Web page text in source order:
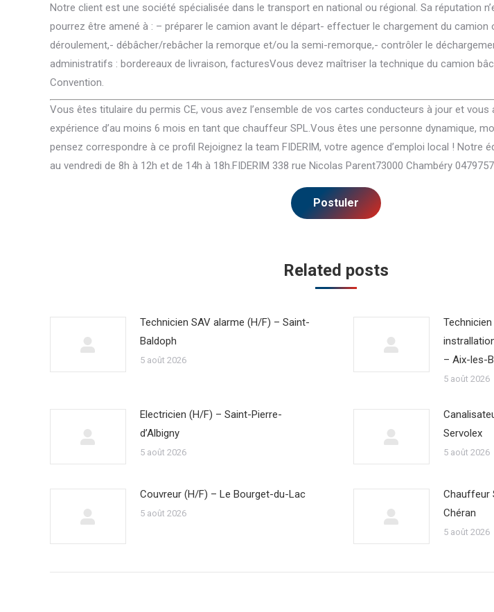
Notre client est une société spécialisée dans le transport en national ou régional. Sa réputation
pourrez être amené à : – préparer le camion avant le départ- effectuer le chargement du camion
déroulement,- débâcher/rebâcher la remorque et/ou la semi-remorque,- contrôler le
administratifs : bordereaux de livraison, facturesVous devez maîtriser la technique du camion
Convention.
Vous êtes titulaire du permis CE, vous avez l’ensemble de vos cartes conducteurs à jour et vous
expérience d’au moins 6 mois en tant que chauffeur SPL.Vous êtes une personne dynamique,
pensez correspondre à ce profil Rejoignez la team FIDERIM, votre agence d’emploi local ! Notre
au vendredi de 8h à 12h et de 14h à 18h.FIDERIM 338 rue Nicolas Parent73000 Chambéry
Related posts
Technicien SAV alarme (H/F) – Saint-
Baldoph
5 août 2026
– Aix-les-
5 août 2026
Electricien (H/F) – Saint-Pierre-
d’Albigny
5 août 2026
Servolex
5 août 2026
Couvreur (H/F) – Le Bourget-du-Lac
5 août 2026
Chauffeur
Chéran
5 août 2026
Integer tortor tellus, porta nec venenatis
pellentesque, suscipit non diam. Nullam
accumsan pulvinar lorem ac dictum.
Morbi elementum enim sit amet elit
feugiat, vitae tincidunt ipsum maximus.
Miriam Blackwood
Seven Beauty Studio